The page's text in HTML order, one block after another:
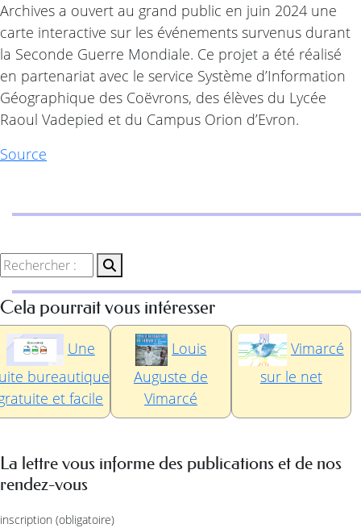
Archives a ouvert au grand public en juin 2024 une
carte interactive sur les événements survenus durant
la Seconde Guerre Mondiale. Ce projet a été réalisé
en partenariat avec le service Système d’Information
Géographique des Coëvrons, des élèves du Lycée
Raoul Vadepied et du Campus Orion d’Evron.
Source
Cela pourrait vous intéresser
Une
bureautique
et facile
Louis
Auguste de
Vimarcé
Vimarcé
sur le net
La lettre vous informe des publications et de nos
rendez-vous
inscription (obligatoire)